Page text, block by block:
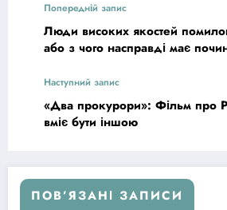
Попередній запис
Люди високих якостей
або з чого насправді має
Наступний запис
«Два прокурори»: Фільм про
вміє бути іншою
ПОВ’ЯЗАНІ ЗАПИСИ